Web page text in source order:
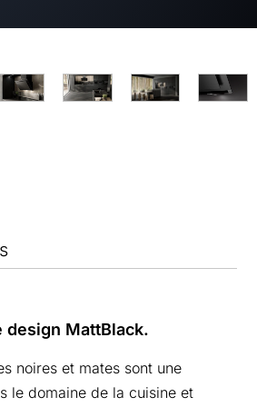
design MattBlack.
noires et mates sont une
le domaine de la cuisine et